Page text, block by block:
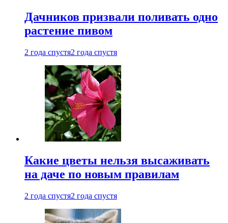
Дачников призвали поливать одно
растение пивом
2 года спустя2 года спустя
Какие цветы нельзя высаживать
на даче по новым правилам
2 года спустя2 года спустя